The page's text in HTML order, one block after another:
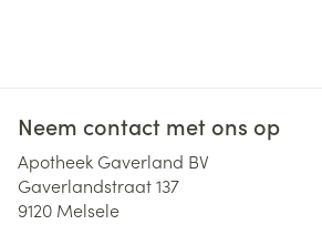
Neem contact met ons op
Apotheek Gaverland BV
Gaverlandstraat 137
9120 Melsele